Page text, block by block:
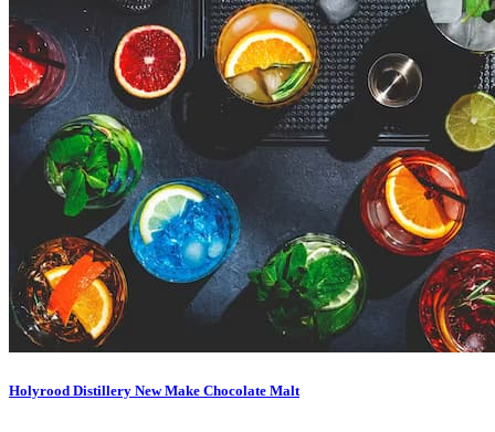
Holyrood Distillery New Make Chocolate Malt